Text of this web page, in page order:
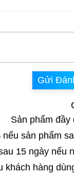
Gửi
Sản phẩm
nếu sản phẩm
15 ngày nếu
hàng